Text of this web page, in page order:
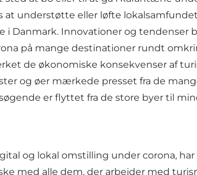
understøtte eller løfte
i Danmark. Innovationer og
på mange destinationer rundt
de økonomiske konsekvenser af
og øer mærkede presset fra de
er flyttet fra de store byer til
og lokal omstilling under corona,
med alle dem, der arbejder med